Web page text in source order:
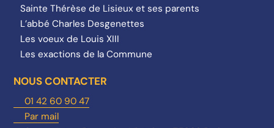
Sainte Thérèse de Lisieux et ses parents
L’abbé Charles Desgenettes
Les voeux de Louis XIII
Les exactions de la Commune
NOUS CONTACTER
01 42 60 90 47
Par mail